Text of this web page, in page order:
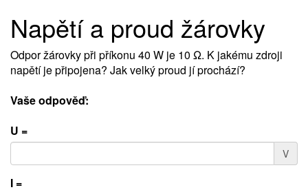
Napětí a proud žárovky
Odpor žárovky při příkonu 40 W je 10 Ω. K jakému zdroji
napětí je připojena? Jak velký proud jí prochází?
Vaše odpověď:
U =
V
I =